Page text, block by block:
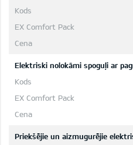
Elektriski nolokāmi spoguļi ar
Priekšējie un aizmugurējie